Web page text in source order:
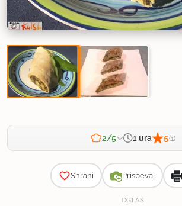
2/5 1 ura 5(1)
Shrani Prispevaj
OGLAS